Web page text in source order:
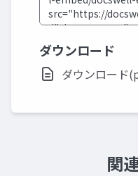
ダウンロード
ダウンロード
関